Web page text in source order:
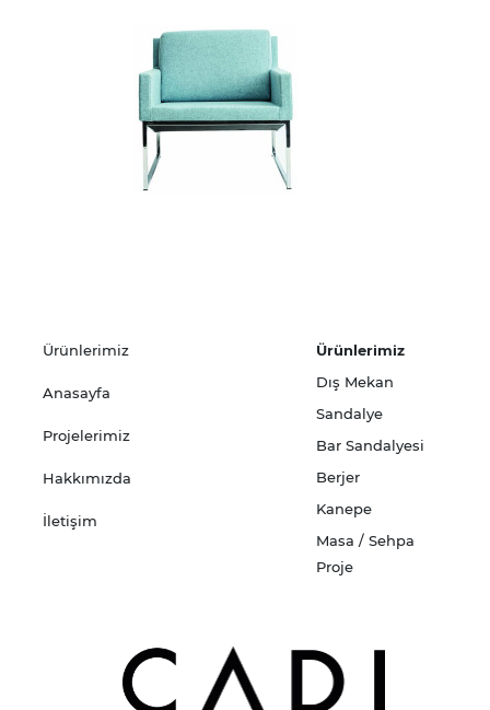
Ürünlerimiz
Anasayfa
Projelerimiz
Hakkımızda
İletişim
Ürünlerimiz
Dış Mekan
Sandalye
Bar Sandalyesi
Berjer
Kanepe
Masa / Sehpa
Proje